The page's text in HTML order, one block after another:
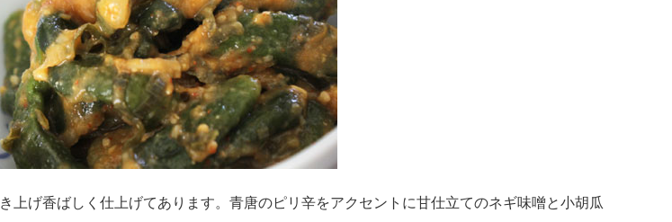
上げ香ばしく仕上げてあります。青唐のピリ辛をアクセントに甘仕立てのネギ味噌と小胡瓜